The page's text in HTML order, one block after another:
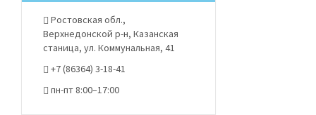
Ростовская обл.,
Верхнедонской р-н, Казанская
станица, ул. Коммунальная, 41
+7 (86364) 3-18-41
пн-пт 8:00–17:00